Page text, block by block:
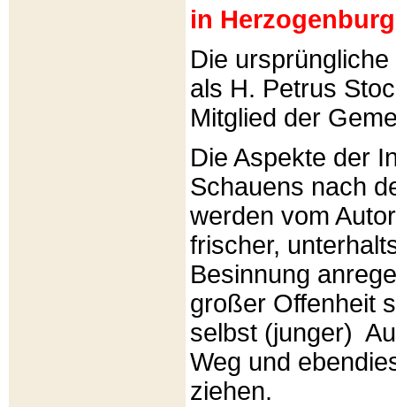
in
Die
als H. Petrus
Mitglied der
Die Aspekte der
Schauens nach
werden vom
frischer,
Besinnung
großer Offenheit
selbst (junger)
Weg und
ziehen.